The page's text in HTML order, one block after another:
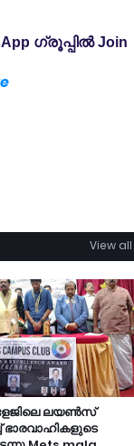
ഗ്രൂപ്പിൽ Join
View all
ലയൺസ്